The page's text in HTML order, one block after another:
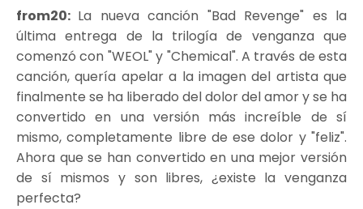
from20: La nueva canción "Bad Revenge" es la
última entrega de la trilogía de venganza que
comenzó con "WEOL" y "Chemical". A través de esta
canción, quería apelar a la imagen del artista que
finalmente se ha liberado del dolor del amor y se ha
convertido en una versión más increíble de sí
mismo, completamente libre de ese dolor y "feliz".
Ahora que se han convertido en una mejor versión
de sí mismos y son libres, ¿existe la venganza
perfecta?